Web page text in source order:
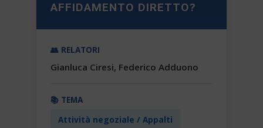
AFFIDAMENTO DIRETTO?
👥 RELATORI
Gianluca Ciresi, Federico Adduono
📚 TEMA
Attività negoziale / Appalti